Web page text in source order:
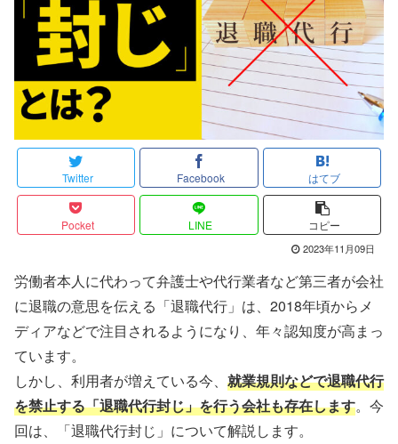
Twitter Facebook はてブ
Pocket LINE コピー
2023年11月09日
労働者本人に代わって弁護士や代行業者など第三者が会社
に退職の意思を伝える「退職代行」は、2018年頃からメ
ディアなどで注目されるようになり、年々認知度が高まっ
ています。
しかし、利用者が増えている今、 就業規則などで退職代行
を禁止する「退職代行封じ」を行う会社も存在します。今
回は、「退職代行封じ」について解説します。